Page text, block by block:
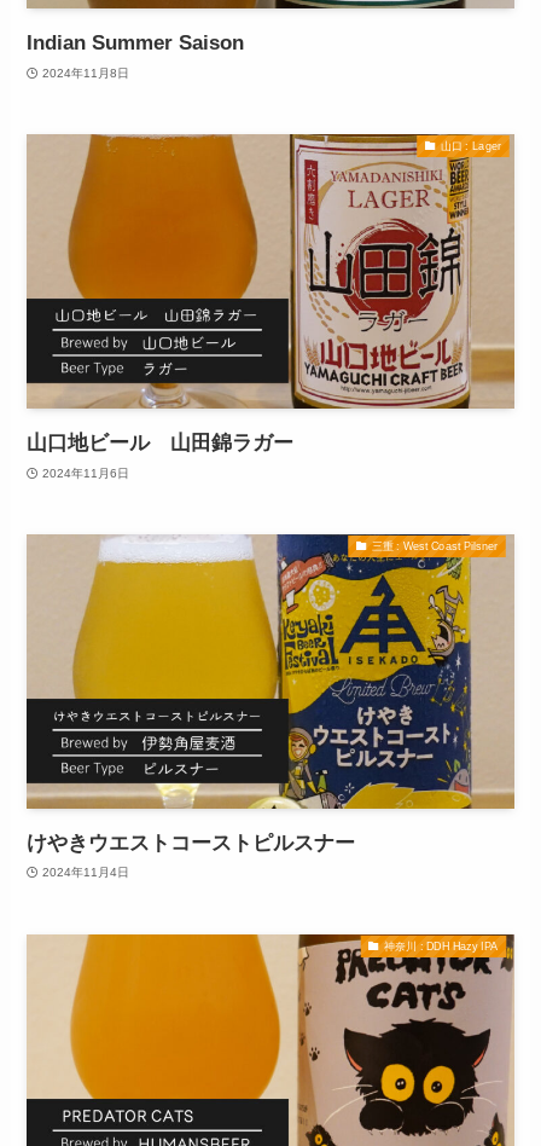
Indian Summer Saison
2024年11月8日
山口 : Lager
山口地ビール 山田錦ラガー
2024年11月6日
三重 : West Coast Pilsner
けやきウエストコーストピルスナー
2024年11月4日
神奈川 : DDH Hazy IPA